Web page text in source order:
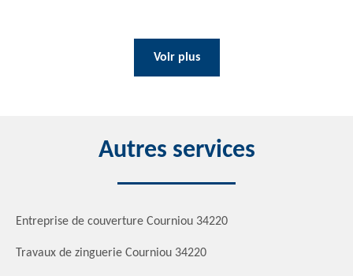
Voir plus
Autres services
Entreprise de couverture Courniou 34220
Travaux de zinguerie Courniou 34220